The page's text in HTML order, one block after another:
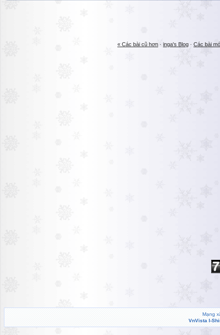
« Các bài cũ hơn · inga's Blog · Các bài
Mạng
VnVista I-